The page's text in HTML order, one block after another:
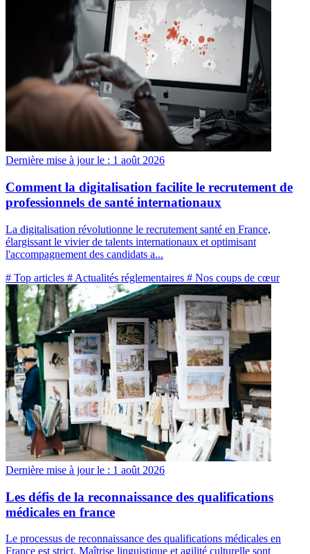
Dernière mise à jour le : 1 août 2026
Comment la digitalisation facilite le recrutement de
professionnels de santé internationaux
La digitalisation révolutionne le recrutement santé en France,
élargissant le vivier de talents internationaux et optimisant
l'accompagnement des candidats a...
# Top articles # Actualités réglementaires # Nos coups de cœur
Dernière mise à jour le : 1 août 2026
Les défis de la reconnaissance des qualifications
médicales en france
Le processus de reconnaissance des qualifications médicales en
France est strict. Maîtrise linguistique et agilité culturelle sont